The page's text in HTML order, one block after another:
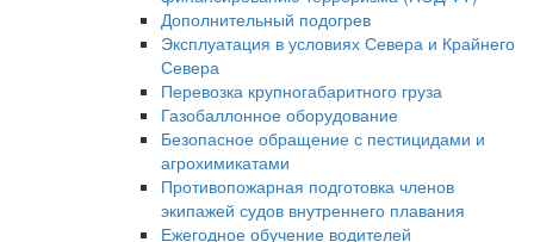
Дополнительный подогрев
Эксплуатация в условиях Севера и Крайнего
Севера
Перевозка крупногабаритного груза
Газобаллонное оборудование
Безопасное обращение с пестицидами и
агрохимикатами
Противопожарная подготовка членов
экипажей судов внутреннего плавания
Ежегодное обучение водителей